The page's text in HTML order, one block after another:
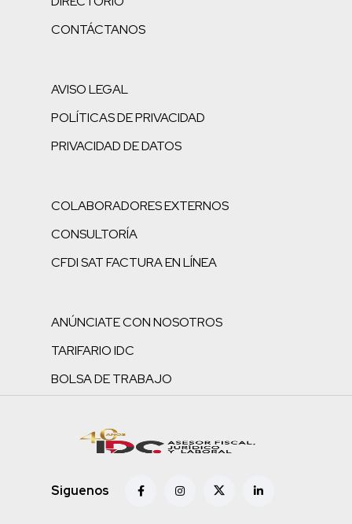
CONTÁCTANOS
AVISO LEGAL
POLÍTICAS DE PRIVACIDAD
PRIVACIDAD DE DATOS
COLABORADORES EXTERNOS
CONSULTORÍA
CFDI SAT FACTURA EN LÍNEA
ANÚNCIATE CON NOSOTROS
TARIFARIO IDC
BOLSA DE TRABAJO
Siguenos